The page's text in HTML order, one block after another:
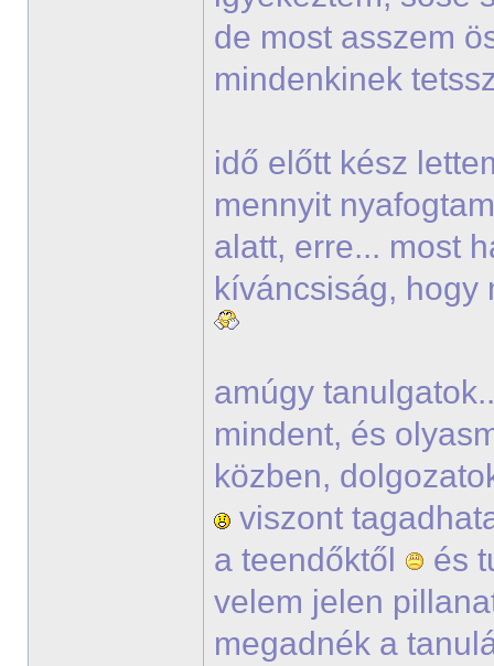
de most asszem
mindenkinek
idő előtt kész
mennyit
alatt, erre... most
kíváncsiság, hogy
amúgy
mindent, és
közben,
viszont
a teendőktől
és
velem jelen
megadnék a